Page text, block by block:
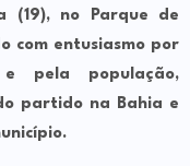
(19), no Parque de
com entusiasmo por
e pela população,
partido na Bahia e